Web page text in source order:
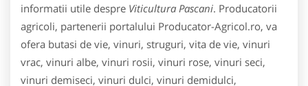
informatii utile despre Viticultura Pascani. Producatorii
agricoli, partenerii portalului Producator-Agricol.ro, va
ofera butasi de vie, vinuri, struguri, vita de vie, vinuri
vrac, vinuri albe, vinuri rosii, vinuri rose, vinuri seci,
vinuri demiseci, vinuri dulci, vinuri demidulci,